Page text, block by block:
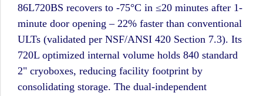
86L720BS recovers to -75°C in ≤20 minutes after 1-
minute door opening – 22% faster than conventional
ULTs (validated per NSF/ANSI 420 Section 7.3). Its
720L optimized internal volume holds 840 standard
2" cryoboxes, reducing facility footprint by
consolidating storage. The dual-independent